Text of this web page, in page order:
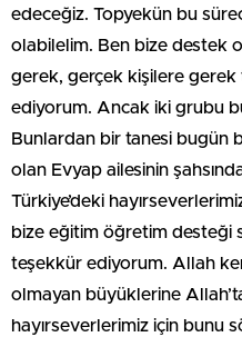
edeceğiz. Topyekün bu
olabilelim. Ben bize destek
gerek, gerçek kişilere
ediyorum. Ancak iki grubu
Bunlardan bir tanesi bugün
olan Evyap ailesinin
Türkiye’deki
bize eğitim öğretim desteği
teşekkür ediyorum. Allah
olmayan büyüklerine
hayırseverlerimiz için bunu